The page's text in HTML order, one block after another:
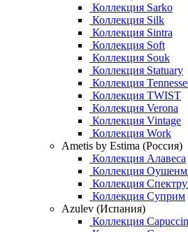
Коллекция Sarko
Коллекция Silk
Коллекция Sintra
Коллекция Soft
Коллекция Souk
Коллекция Statuary
Коллекция
Коллекция TWIST
Коллекция Verona
Коллекция Vintage
Коллекция Work
Ametis by Estima (Россия)
Коллекция Алавеса
Коллекция
Коллекция
Коллекция Суприм
Azulev (Испания)
Коллекция